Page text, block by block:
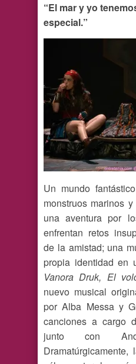
“El mar y yo
especial.”
Un mundo
monstruos marinos
una aventura por
enfrentan retos
de la amistad; una
propia identidad en
Vanora Druk, El
nuevo musical
por Alba Messa y
canciones a cargo
junto con